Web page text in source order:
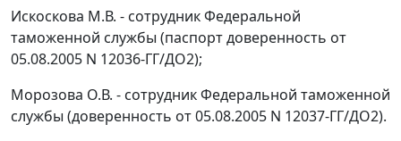
Искоскова М.В. - сотрудник Федеральной
таможенной службы (паспорт доверенность от
05.08.2005 N 12036-ГГ/ДО2);
Морозова О.В. - сотрудник Федеральной таможенной
службы (доверенность от 05.08.2005 N 12037-ГГ/ДО2).